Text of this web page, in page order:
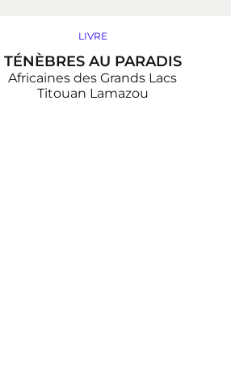
LIVRE
TÉNÈBRES AU PARADIS
Africaines des Grands Lacs
Titouan Lamazou